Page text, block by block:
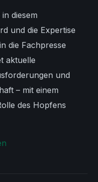
diesem
und die Expertise
die Fachpresse
aktuelle
und
– mit einem
des Hopfens